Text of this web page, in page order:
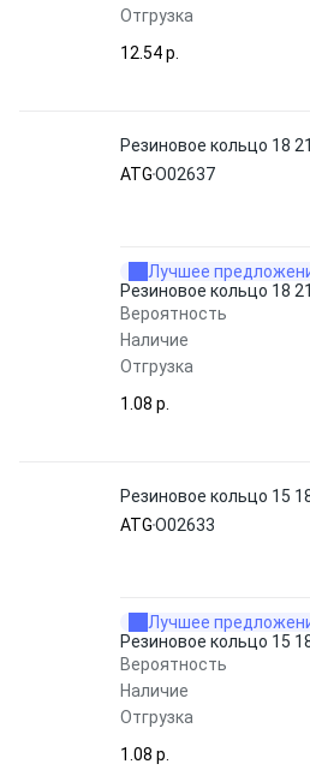
Отгрузка
12.54 p.
Резиновое кольцо 18
ATGO02637
Лучшее
Резиновое кольцо 18
Вероятность
Наличие
Отгрузка
1.08 p.
Резиновое кольцо 15
ATGO02633
Лучшее
Резиновое кольцо 15
Вероятность
Наличие
Отгрузка
1.08 p.